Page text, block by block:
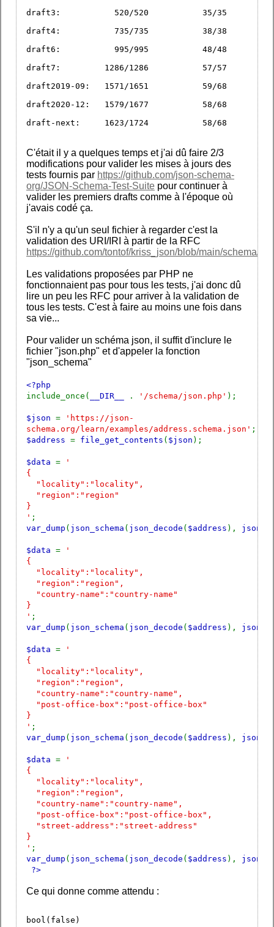
draft3: 	  520/520	    35/35
draft4: 	  735/735	    38/38
draft6: 	  995/995	    48/48
draft7: 	1286/1286	    57/57
draft2019-09: 	1571/1651	    59/68
draft2020-12: 	1579/1677	    58/68
draft-next: 	1623/1724	    58/68
C'était il y a quelques temps et j'ai dû faire 2/3
modifications pour valider les mises à jours des
tests fournis par https://github.com/json-schema-
org/JSON-Schema-Test-Suite pour continuer à
valider les premiers drafts comme à l'époque où
j'avais codé ça.
S'il n'y a qu'un seul fichier à regarder c'est la
validation des URI/IRI à partir de la RFC
https://github.com/tontof/kriss_json/blob/main/schema/
Les validations proposées par PHP ne
fonctionnaient pas pour tous les tests, j'ai donc dû
lire un peu les RFC pour arriver à la validation de
tous les tests. C'est à faire au moins une fois dans
sa vie...
Pour valider un schéma json, il suffit d'inclure le
fichier "json.php" et d'appeler la fonction
"json_schema"
<?php
include_once(
__DIR__ . '/schema/json.php' );
$json =
'https://json-
schema.org/learn/examples/address.schema.json' ;
$address = file_get_contents ( $json );
$data =
'
{
"locality":"locality",
"region":"region"
}
' ;
var_dump ( json_schema ( json_decode ( $address ),
$data =
'
{
"locality":"locality",
"region":"region",
"country-name":"country-name"
}
' ;
var_dump ( json_schema ( json_decode ( $address ),
$data =
'
{
"locality":"locality",
"region":"region",
"country-name":"country-name",
"post-office-box":"post-office-box"
}
' ;
var_dump ( json_schema ( json_decode ( $address ),
$data =
'
{
"locality":"locality",
"region":"region",
"country-name":"country-name",
"post-office-box":"post-office-box",
"street-address":"street-address"
}
' ;
var_dump ( json_schema ( json_decode ( $address ),
?>
Ce qui donne comme attendu :
bool(false)